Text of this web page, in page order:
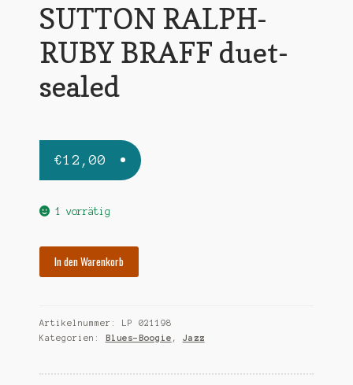
SUTTON RALPH-
RUBY BRAFF duet-
sealed
€12,00
1 vorrätig
duet-
sealed
In den Warenkorb
Artikelnummer: LP 021198
Kategorien: Blues-Boogie , Jazz